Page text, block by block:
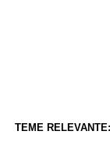
TEME RELEVANTE: